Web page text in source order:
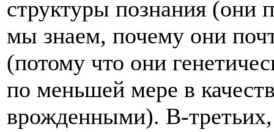
структуры познания (они
мы знаем, почему они
(потому что они
по меньшей мере в
врожденными). В-